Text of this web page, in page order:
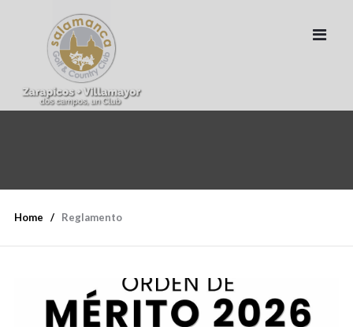
Home Reglamento